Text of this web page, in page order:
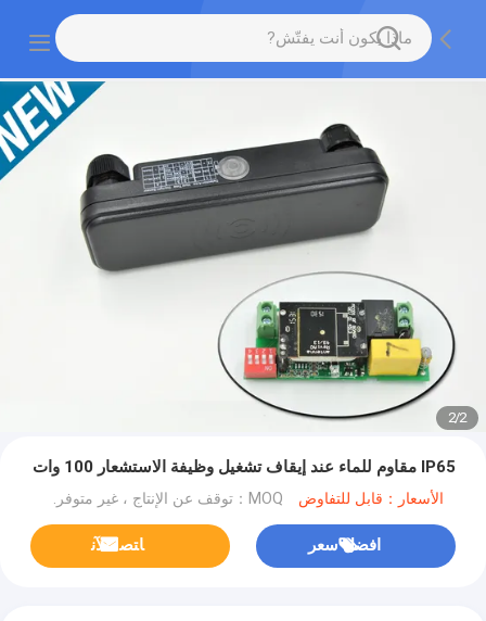
2
/
2
IP65 مقاوم للماء عند إيقاف تشغيل وظيفة الاستشعار 100 وات
الأسعار：قابل للتفاوض MOQ：توقف عن الإنتاج ، غير متوفر.
افضل سعر ﺎﺘﺼﻟ ﺍﻶﻧ